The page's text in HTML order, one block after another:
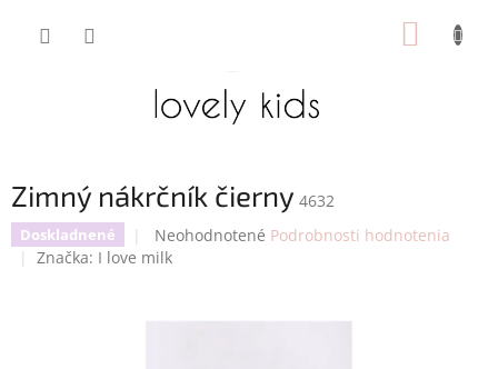
Zimný nákrčník čierny 4632
Doskladnené
Priemerné
hodnotenie
Neohodnotené Podrobnosti hodnotenia
Značka: I love milk